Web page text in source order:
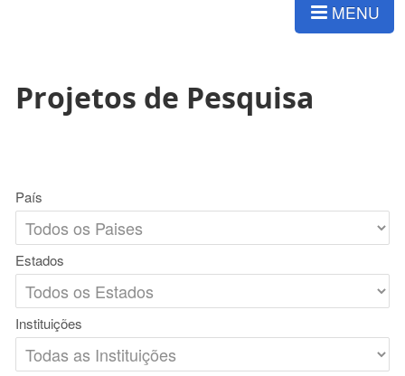
MENU
Projetos de Pesquisa
País
Estados
Instituições